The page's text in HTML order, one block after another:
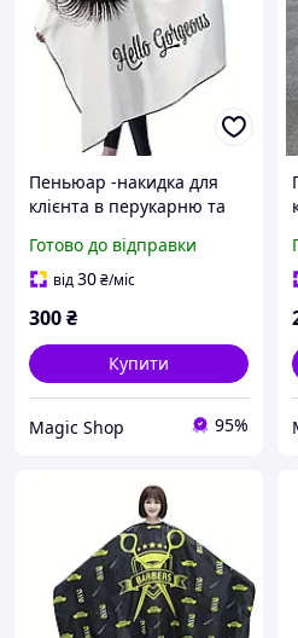
Пеньюар -накидка для
клієнта в перукарню та
Готово до відправки
від30₴/міс
300₴
Купити
Magiс Shop 95%